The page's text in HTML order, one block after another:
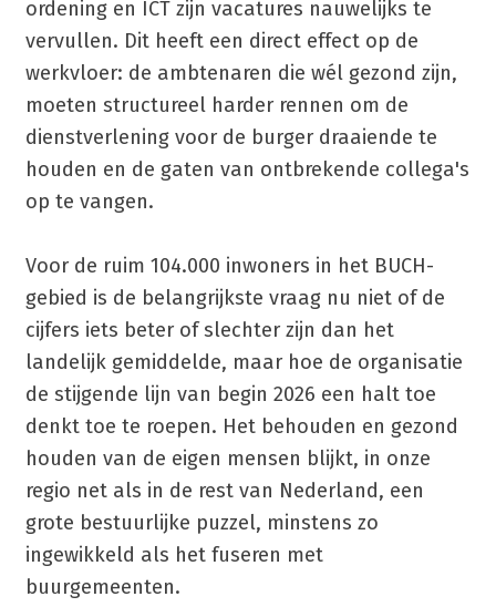
ordening en ICT zijn vacatures nauwelijks te
vervullen. Dit heeft een direct effect op de
werkvloer: de ambtenaren die wél gezond zijn,
moeten structureel harder rennen om de
dienstverlening voor de burger draaiende te
houden en de gaten van ontbrekende collega's
op te vangen.
Voor de ruim 104.000 inwoners in het BUCH-
gebied is de belangrijkste vraag nu niet of de
cijfers iets beter of slechter zijn dan het
landelijk gemiddelde, maar hoe de organisatie
de stijgende lijn van begin 2026 een halt toe
denkt toe te roepen. Het behouden en gezond
houden van de eigen mensen blijkt, in onze
regio net als in de rest van Nederland, een
grote bestuurlijke puzzel, minstens zo
ingewikkeld als het fuseren met
buurgemeenten.